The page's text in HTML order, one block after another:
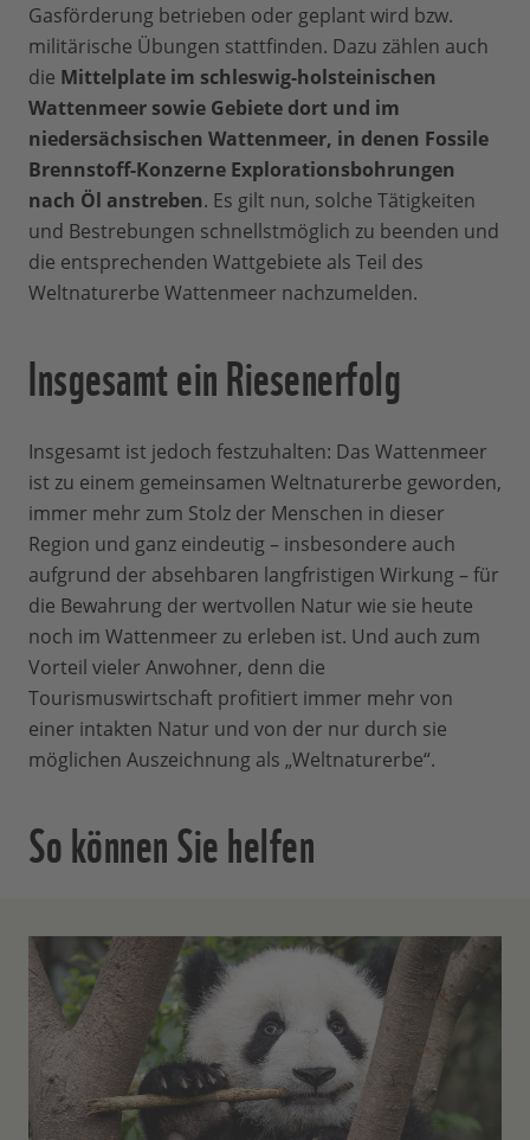
Gasförderung betrieben oder geplant wird bzw.
militärische Übungen stattfinden. Dazu zählen auch
die Mittelplate im schleswig-holsteinischen
Wattenmeer sowie Gebiete dort und im
niedersächsischen Wattenmeer, in denen Fossile
Brennstoff-Konzerne Explorationsbohrungen
nach Öl anstreben. Es gilt nun, solche Tätigkeiten
und Bestrebungen schnellstmöglich zu beenden und
die entsprechenden Wattgebiete als Teil des
Weltnaturerbe Wattenmeer nachzumelden.
Insgesamt ein Riesenerfolg
Insgesamt ist jedoch festzuhalten: Das Wattenmeer
ist zu einem gemeinsamen Weltnaturerbe geworden,
immer mehr zum Stolz der Menschen in dieser
Region und ganz eindeutig – insbesondere auch
aufgrund der absehbaren langfristigen Wirkung – für
die Bewahrung der wertvollen Natur wie sie heute
noch im Wattenmeer zu erleben ist. Und auch zum
Vorteil vieler Anwohner, denn die
Tourismuswirtschaft profitiert immer mehr von
einer intakten Natur und von der nur durch sie
möglichen Auszeichnung als „Weltnaturerbe“.
So können Sie helfen